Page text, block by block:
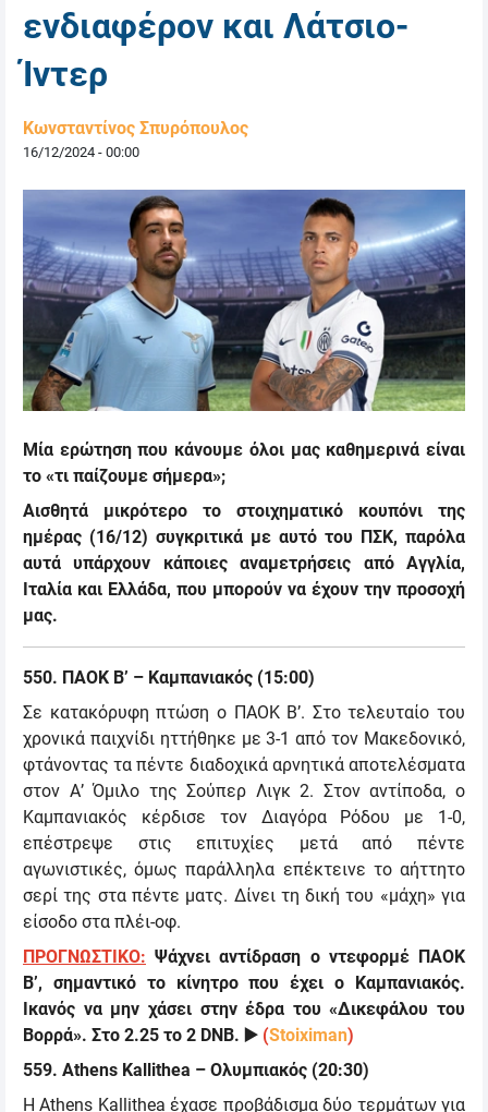
ενδιαφέρον και Λάτσιο-
Ίντερ
Κωνσταντίνος Σπυρόπουλος
16/12/2024 - 00:00
Μία ερώτηση που κάνουμε όλοι μας καθημερινά είναι
το «τι παίζουμε σήμερα»;
Αισθητά μικρότερο το στοιχηματικό κουπόνι της
ημέρας (16/12) συγκριτικά με αυτό του ΠΣΚ, παρόλα
αυτά υπάρχουν κάποιες αναμετρήσεις από Αγγλία,
Ιταλία και Ελλάδα, που μπορούν να έχουν την προσοχή
μας.
550. ΠΑΟΚ Β’ – Καμπανιακός (15:00)
Σε κατακόρυφη πτώση ο ΠΑΟΚ Β’. Στο τελευταίο του
χρονικά παιχνίδι ηττήθηκε με 3-1 από τον Μακεδονικό,
φτάνοντας τα πέντε διαδοχικά αρνητικά αποτελέσματα
στον Α’ Όμιλο της Σούπερ Λιγκ 2. Στον αντίποδα, ο
Καμπανιακός κέρδισε τον Διαγόρα Ρόδου με 1-0,
επέστρεψε στις επιτυχίες μετά από πέντε
αγωνιστικές, όμως παράλληλα επέκτεινε το αήττητο
σερί της στα πέντε ματς. Δίνει τη δική του «μάχη» για
είσοδο στα πλέι-οφ.
ΠΡΟΓΝΩΣΤΙΚΟ: Ψάχνει αντίδραση ο ντεφορμέ ΠΑΟΚ
Β’, σημαντικό το κίνητρο που έχει ο Καμπανιακός.
Ικανός να μην χάσει στην έδρα του «Δικεφάλου του
Βορρά». Στο 2.25 το 2 DNB. ▶️ (Stoiximan)
559. Athens Kallithea – Ολυμπιακός (20:30)
Η Athens Kallithea έχασε προβάδισμα δύο τερμάτων για